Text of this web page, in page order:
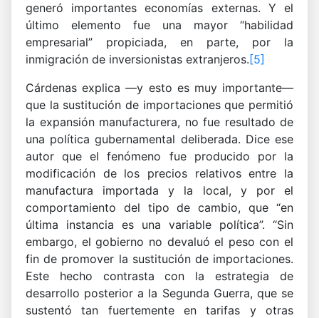
generó importantes economías externas. Y el
último elemento fue una mayor “habilidad
empresarial” propiciada, en parte, por la
inmigración de inversionistas extranjeros. [5]
Cárdenas explica —y esto es muy importante—
que la sustitución de importaciones que permitió
la expansión manufacturera, no fue resultado de
una política gubernamental deliberada. Dice ese
autor que el fenómeno fue producido por la
modificación de los precios relativos entre la
manufactura importada y la local, y por el
comportamiento del tipo de cambio, que “en
última instancia es una variable política”. “Sin
embargo, el gobierno no devaluó el peso con el
fin de promover la sustitución de importaciones.
Este hecho contrasta con la estrategia de
desarrollo posterior a la Segunda Guerra, que se
sustentó tan fuertemente en tarifas y otras